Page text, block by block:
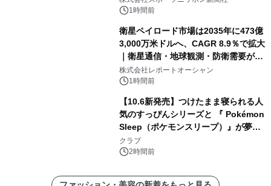
1時間前
衛星ペイロード市場は2035年に473億
3,000万米ドルへ、CAGR 8.9％で拡大
｜衛星通信・地球観測・防衛需要が牽
引する次世代宇宙産業の成長戦略
株式会社レポートオーシャン
1時間前
【10.6新発売】つけたまま寝られる人
気のすっぴんシリーズと 『 Pokémon
Sleep（ポケモンスリープ）』が夢の
コラボレーション！
クラブ
2時間前